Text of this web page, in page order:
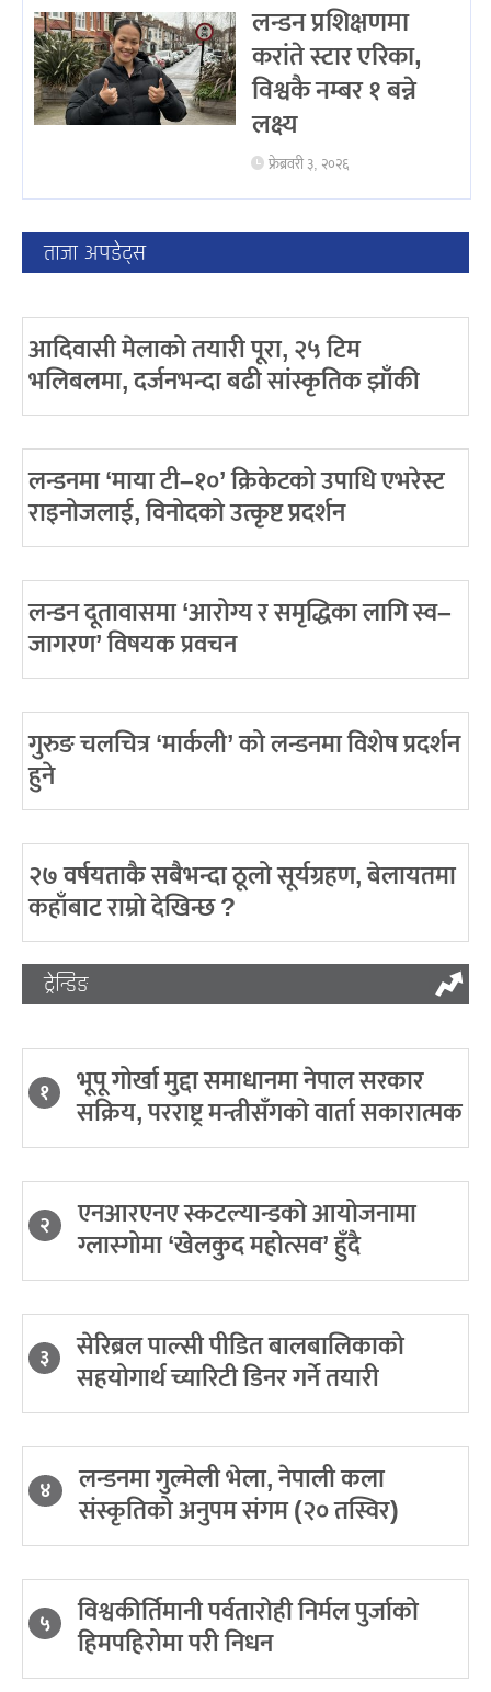
लन्डन प्रशिक्षणमा
करांते स्टार एरिका,
विश्वकै नम्बर १ बन्ने
लक्ष्य
फ्रेब्रवरी ३, २०२६
ताजा अपडेट्स
आदिवासी मेलाको तयारी पूरा, २५ टिम
भलिबलमा, दर्जनभन्दा बढी सांस्कृतिक झाँकी
लन्डनमा ‘माया टी–१०’ क्रिकेटको उपाधि एभरेस्ट
राइनोजलाई, विनोदको उत्कृष्ट प्रदर्शन
लन्डन दूतावासमा ‘आरोग्य र समृद्धिका लागि स्व–
जागरण’ विषयक प्रवचन
गुरुङ चलचित्र ‘मार्कली’ को लन्डनमा विशेष प्रदर्शन
हुने
२७ वर्षयताकै सबैभन्दा ठूलो सूर्यग्रहण, बेलायतमा
कहाँबाट राम्रो देखिन्छ ?
ट्रेन्डिङ
१ भूपू गोर्खा मुद्दा समाधानमा नेपाल सरकार
सक्रिय, परराष्ट्र मन्त्रीसँगको वार्ता सकारात्मक
२ एनआरएनए स्कटल्यान्डको आयोजनामा
ग्लास्गोमा ‘खेलकुद महोत्सव’ हुँदै
३ सेरिब्रल पाल्सी पीडित बालबालिकाको
सहयोगार्थ च्यारिटी डिनर गर्ने तयारी
४ लन्डनमा गुल्मेली भेला, नेपाली कला
संस्कृतिको अनुपम संगम (२० तस्विर)
५ विश्वकीर्तिमानी पर्वतारोही निर्मल पुर्जाको
हिमपहिरोमा परी निधन